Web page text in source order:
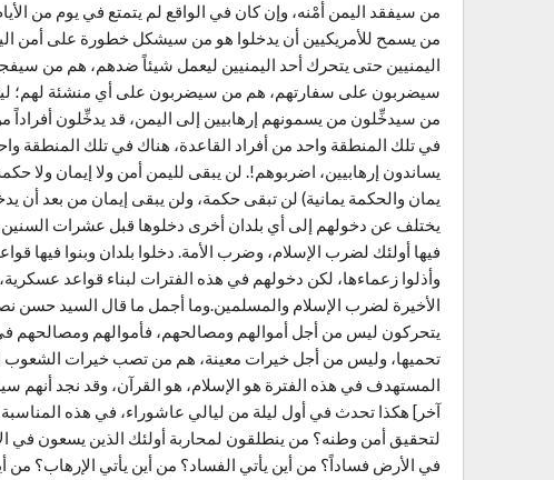
من سيفقد اليمن أمْنه، وإن كان في الواقع لم يتمتع في يوم من
من يسمح للأمريكيين أن يدخلوا هو من سيشكل خطورة على أمن
اليمنيين حتى يتحرك أحد اليمنيين ليعمل شيئاً ضدهم، هم من
سيضربون على سفارتهم، هم من سيضربون على أي منشئة لهم؛
من سيدخِّلون من يسمونهم إرهابيين إلى اليمن، قد يدخِّلون
في تلك المنطقة واحد من أفراد القاعدة، هناك في تلك المنطقة
يساندون إرهابيين، اضربوهم!. لن يبقى لليمن أمن ولا إيمان ولا
يمان والحكمة يمانية) لن تبقى حكمة، ولن يبقى إيمان من بعد أن
يختلف عن دخولهم إلى أي بلدان أخرى دخلوها قبل عشرات السنين،
فيها أولئك لضرب الإسلام، وضرب الأمة. دخلوا بلدان وبنوا فيها
وأذلوا زعماءها، لكن دخولهم في هذه الفترات لبناء قواعد
الأخيرة لضرب الإسلام والمسلمين.وما أجمل ما قال السيد حسن
يتحركون ليس من أجل أموالهم ومصالحهم، فأموالهم ومصالحهم
تحميها، وليس من أجل خيرات معينة، هم من تصب خيرات الشعوب
المستهدف في هذه الفترة هو الإسلام، هو القرآن، وقد نجد
آخر] هكذا تحدث في أول ليلة من ليالي عاشوراء، في هذه
لتحقيق أمن وطنه؟ من ينطلقون لمحاربة أولئك الذين يسعون في
في الأرض فساداً؟ من أين يأتي الفساد؟ من أين يأتي الإرهاب؟ من